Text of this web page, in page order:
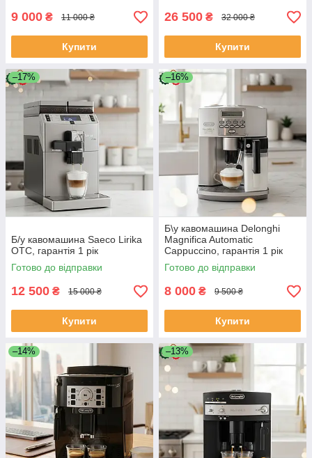
9 000 ₴ 11 000 ₴
Купити
26 500 ₴ 32 000 ₴
Купити
–17%
Б/у кавомашина Saeco Lirika
OTC, гарантія 1 рік
Готово до відправки
12 500 ₴ 15 000 ₴
Купити
–16%
Б\у кавомашина Delonghi
Magnifica Automatic
Cappuccino, гарантія 1 рік
Готово до відправки
8 000 ₴ 9 500 ₴
Купити
–14% –13%